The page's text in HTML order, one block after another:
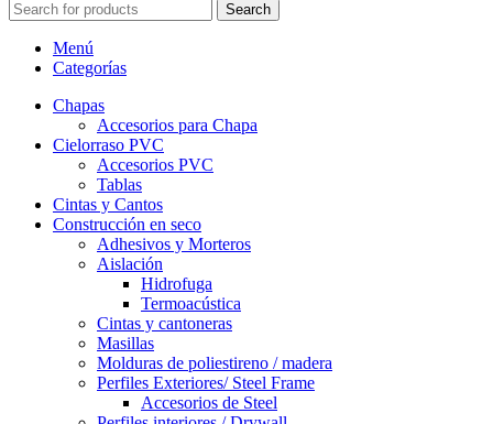
Search
Menú
Categorías
Chapas
Accesorios para Chapa
Cielorraso PVC
Accesorios PVC
Tablas
Cintas y Cantos
Construcción en seco
Adhesivos y Morteros
Aislación
Hidrofuga
Termoacústica
Cintas y cantoneras
Masillas
Molduras de poliestireno / madera
Perfiles Exteriores/ Steel Frame
Accesorios de Steel